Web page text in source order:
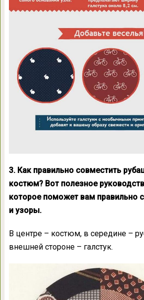
3. Как правильно совместить
костюм? Вот полезное
которое поможет вам правильно
и узоры.
В центре – костюм, в середине –
внешней стороне – галстук.